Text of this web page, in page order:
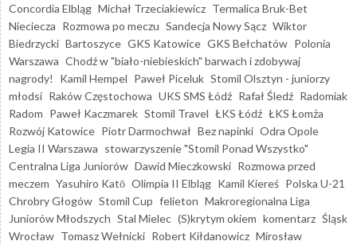
Concordia Elbląg Michał Trzeciakiewicz Termalica Bruk-Bet
Nieciecza Rozmowa po meczu Sandecja Nowy Sącz Wiktor
Biedrzycki Bartoszyce GKS Katowice GKS Bełchatów Polonia
Warszawa Chodź w "biało-niebieskich" barwach i zdobywaj
nagrody!
Kamil Hempel Paweł Piceluk Stomil Olsztyn - juniorzy
młodsi Raków Częstochowa UKS SMS Łódź Rafał Śledź Radomiak
Radom Paweł Kaczmarek Stomil Travel ŁKS Łódź ŁKS Łomża
Rozwój Katowice Piotr Darmochwał Bez napinki Odra Opole
Legia II Warszawa stowarzyszenie "Stomil Ponad Wszystko"
Centralna Liga Juniorów Dawid Mieczkowski Rozmowa przed
meczem Yasuhiro Katō Olimpia II Elbląg Kamil Kiereś Polska U-21
Chrobry Głogów Stomil Cup felieton Makroregionalna Liga
Juniorów Młodszych Stal Mielec (S)krytym okiem komentarz Śląsk
Wrocław Tomasz Wełnicki Robert Kiłdanowicz Mirosław